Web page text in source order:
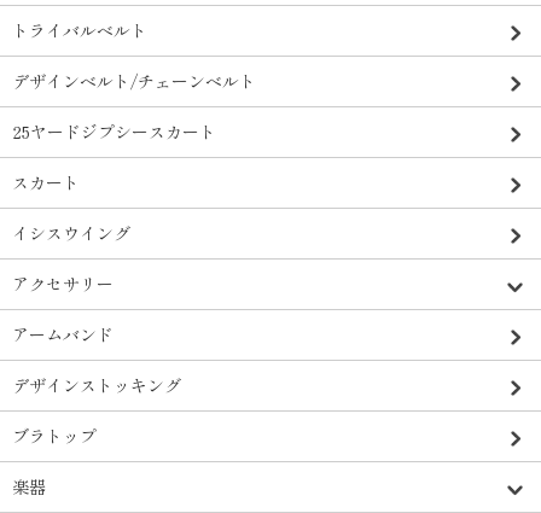
トライバルベルト
デザインベルト/チェーンベルト
25ヤードジプシースカート
スカート
イシスウイング
アクセサリー
アームバンド
デザインストッキング
ブラトップ
楽器